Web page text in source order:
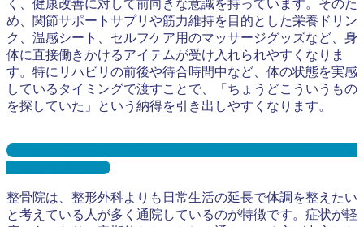
く、健康改善に対して前向きな意識を持っています。そのた
め、関節サポートサプリや筋力維持を目的とした栄養ドリン
ク、温感シート、セルフケア用のマッサージグッズなど、身
体に直接働きかけるアイテムが受け入れられやすくなりま
す。特にリハビリの前後や待合時間中など、体の状態を実感
しているタイミングで渡すことで、「ちょうどこういうもの
を探していた」という納得を引き出しやすくなります。
整形外科・リハビリテーションサンプリングとは？メリット
３選と事例を紹介
整骨院は、整形外科よりも日常生活の延長で体調を整えたい
と考えている人が多く通院しているのが特徴です。症状が軽